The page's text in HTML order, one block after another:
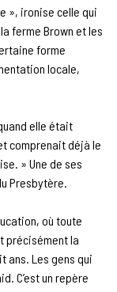
», ironise celle qui
ferme Brown et les
forme
locale,
elle était
comprenait déjà le
» Une de ses
Presbytère.
où toute
précisément la
ans. Les gens qui
C’est un repère